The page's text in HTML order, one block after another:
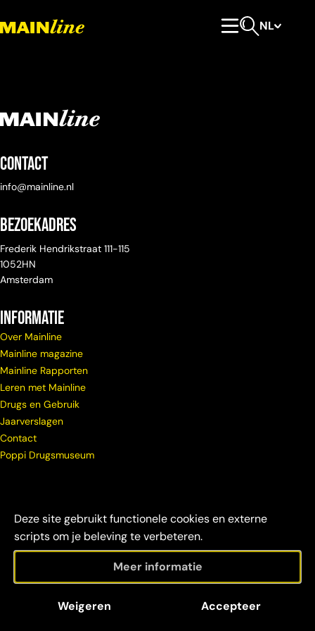
Deze site gebruikt functionele cookies en externe
scripts om je beleving te verbeteren.
Meer informatie
Weigeren Accepteer
NL
Contact
info@mainline.nl
Bezoekadres
Frederik Hendrikstraat 111-115
1052HN
Amsterdam
Informatie
Over Mainline
Mainline magazine
Mainline Rapporten
Leren met Mainline
Drugs en Gebruik
Jaarverslagen
Contact
Poppi Drugsmuseum
Mainline 2026
verantwoordelijkheid
credits